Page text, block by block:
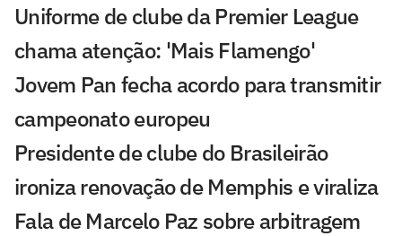
Uniforme de clube da Premier League
chama atenção: 'Mais Flamengo'
Jovem Pan fecha acordo para transmitir
campeonato europeu
Presidente de clube do Brasileirão
ironiza renovação de Memphis e viraliza
Fala de Marcelo Paz sobre arbitragem